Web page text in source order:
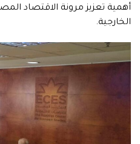
أهمية تعزيز مرونة الاقتصاد
الخارجية.